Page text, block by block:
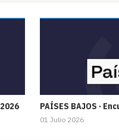
PAÍSES BAJOS ·
01 Julio 2026